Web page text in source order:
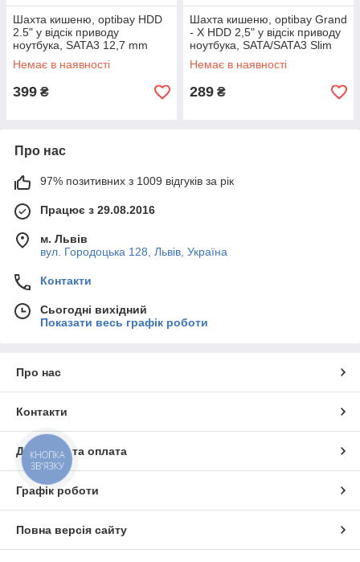
Шахта кишеню, optibay HDD
2.5" у відсік приводу
ноутбука, SATA3 12,7 mm
(HDC-27)
Немає в наявності
399 ₴
Шахта кишеню, optibay Grand
- X HDD 2,5" у відсік приводу
ноутбука, SATA/SATA3 Slim
12,7 mm (HDC-24N)
Немає в наявності
289 ₴
Про нас
97% позитивних з 1009 відгуків за рік
Працює з 29.08.2016
м. Львів
вул. Городоцька 128, Львів, Україна
Контакти
Сьогодні вихідний
Показати весь графік роботи
Про нас
Контакти
Доставка та оплата
Графік роботи
Повна версія сайту
КНОПКА
ЗВ'ЯЗКУ